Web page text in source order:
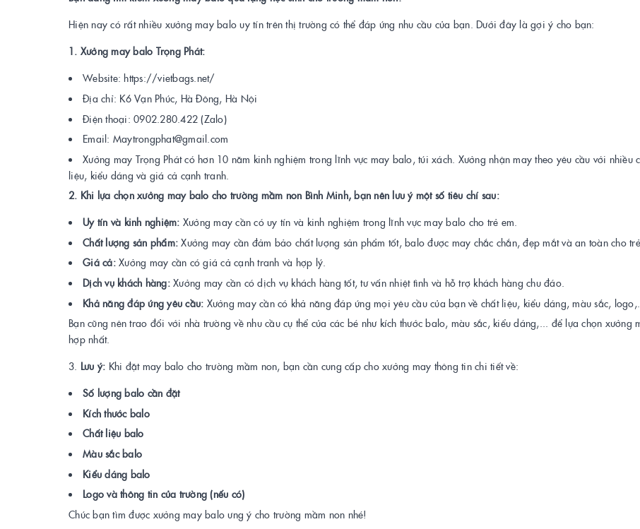
Hiện nay có rất nhiều xưởng may balo uy tín trên thị trường có thể đáp ứng nhu cầu của bạn. Dưới đây là gợi ý cho bạn:
1. Xưởng may balo Trọng Phát:
Website: https://vietbags.net/
Địa chỉ: K6 Vạn Phúc, Hà Đông, Hà Nội
Điện thoại: 0902.280.422 (Zalo)
Email: Maytrongphat@gmail.com
Xưởng may Trọng Phát có hơn 10 năm kinh nghiệm trong lĩnh vực may balo, túi xách. Xưởng nhận may theo yêu cầu với nhiều
liệu, kiểu dáng và giá cả cạnh tranh.
2. Khi lựa chọn xưởng may balo cho trường mầm non Bình Minh, bạn nên lưu ý một số tiêu chí sau:
Uy tín và kinh nghiệm: Xưởng may cần có uy tín và kinh nghiệm trong lĩnh vực may balo cho trẻ em.
Chất lượng sản phẩm: Xưởng may cần đảm bảo chất lượng sản phẩm tốt, balo được may chắc chắn, đẹp mắt và an toàn cho trẻ
Giá cả:Xưởng may cần có giá cả cạnh tranh và hợp lý.
Dịch vụ khách hàng:Xưởng may cần có dịch vụ khách hàng tốt, tư vấn nhiệt tình và hỗ trợ khách hàng chu đáo.
Khả năng đáp ứng yêu cầu: Xưởng may cần có khả năng đáp ứng mọi yêu cầu của bạn về chất liệu, kiểu dáng, màu sắc, logo,...
Bạn cũng nên trao đổi với nhà trường về nhu cầu cụ thể của các bé như kích thước balo, màu sắc, kiểu dáng,... để lựa chọn xưởng
hợp nhất.
3. Lưu ý: Khi đặt may balo cho trường mầm non, bạn cần cung cấp cho xưởng may thông tin chi tiết về:
Số lượng balo cần đặt
Kích thước balo
Chất liệu balo
Màu sắc balo
Kiểu dáng balo
Logo và thông tin của trường (nếu có)
Chúc bạn tìm được xưởng may balo ưng ý cho trường mầm non nhé!